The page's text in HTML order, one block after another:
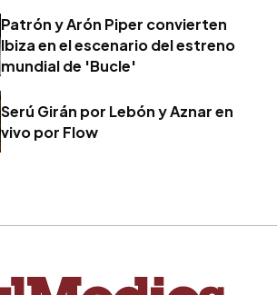
Patrón y Arón Piper convierten
Ibiza en el escenario del estreno
mundial de 'Bucle'
Serú Girán por Lebón y Aznar en
vivo por Flow